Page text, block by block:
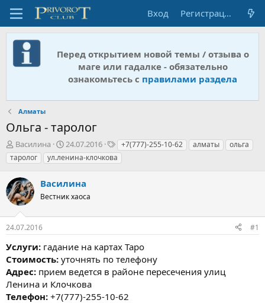
Вход Регистрация
Перед открытием новой темы / отзыва о
маге или гадалке - обязательно
ознакомьтесь с правилами раздела
Алматы
Ольга - таролог
А
в
т
о
р
т
е
м
ы
Василина
Д
а
т
н
а
а
24.07.2016
Т
е
г
+7(777)-255-10-62 алматы
ольга
таролог
ул.ленина-клочкова
Василина
Вестник хаоса
24.07.2016 #1
Услуги: гадание на картах Таро
Стоимость: уточнять по телефону
Адрес: прием ведется в районе пересечения улиц
Ленина и Клочкова
Телефон: +7(777)-255-10-62